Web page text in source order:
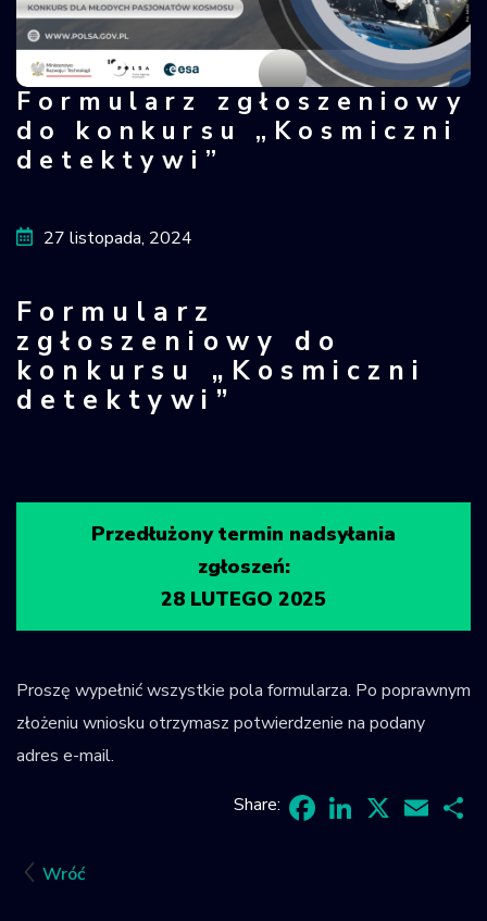
Polska w
kosmosie
Krajowy Rejestr
Obiektów
Kosmicznych
Wróć
Formularz zgłoszeniowy do
Formularz zgłoszeniowy
do konkursu „Kosmiczni
detektywi”
27 listopada, 2024
Formularz
zgłoszeniowy do
konkursu „Kosmiczni
detektywi”
Przedłużony termin nadsyłania
zgłoszeń:
28 LUTEGO 2025
Proszę wypełnić wszystkie pola formularza. Po poprawnym
złożeniu wniosku otrzymasz potwierdzenie na podany
adres e-mail.
Share: